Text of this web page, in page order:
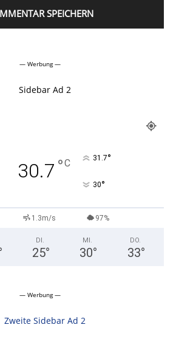
— Werbung —
30.7 °C 31.7°
30°
1.3m/s 97%
DI.
25°
MI.
30°
DO.
33°
— Werbung —